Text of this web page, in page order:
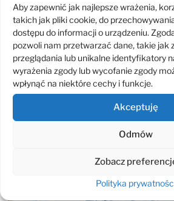
Aby zapewnić jak najlepsze wrażenia,
takich jak pliki cookie, do
dostępu do informacji o urządzeniu.
pozwoli nam przetwarzać dane, takie jak
przeglądania lub unikalne identyfikatory
wyrażenia zgody lub wycofanie zgody
wpłynąć na niektóre cechy i funkcje.
Akceptuję
Odmów
Zobacz
Polityka